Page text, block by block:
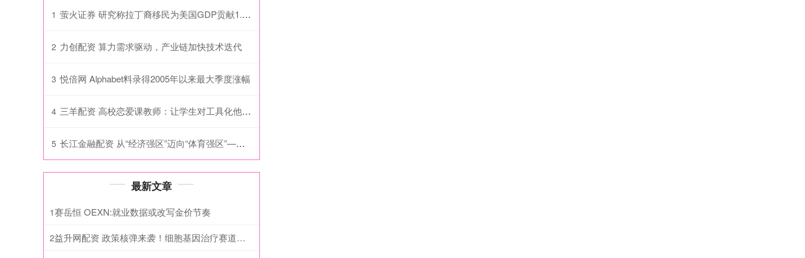
1 萤火证券 研究称拉丁裔移民为美国GDP贡献1.6万亿美元
2 力创配资 算力需求驱动，产业链加快技术迭代
3 悦倍网 Alphabet料录得2005年以来最大季度涨幅
4 三羊配资 高校恋爱课教师：让学生对工具化他人说“不”
5 长江金融配资 从“经济强区”迈向“体育强区”——深圳南山推动体育事业高质量发展观察
最新文章
1赛岳恒 OEXN:就业数据或改写金价节奏
2 益升网配资 政策核弹来袭！细胞基因治疗赛道大松绑，创新药反转行情正式启动